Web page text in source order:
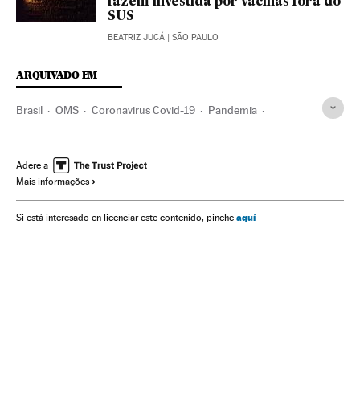
SUS
BEATRIZ JUCÁ | SÃO PAULO
ARQUIVADO EM
Brasil OMS Coronavirus Covid-19 Pandemia
Ministério Saúde Jair Bolsonaro
Adere a
Mais informações
Si está interesado en licenciar este contenido, pinche aquí